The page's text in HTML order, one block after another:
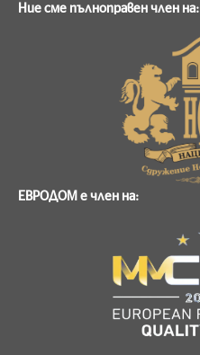
Ние сме пълноправен член на:
ЕВРОДОМ е член на: